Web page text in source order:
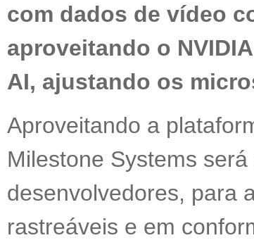
com dados de vídeo
aproveitando o
AI, ajustando os
Aproveitando a
Milestone Systems
desenvolvedores, para
rastreáveis e em